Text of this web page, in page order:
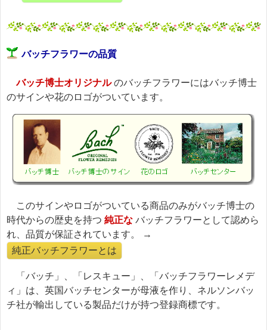
バッチフラワーの品質
バッチ博士オリジナルのバッチフラワーにはバッチ博士
のサインや花のロゴがついています。
このサインやロゴがついている商品のみがバッチ博士の
時代からの歴史を持つ 純正な バッチフラワーとして認めら
れ、品質が保証されています。 →
純正バッチフラワーとは
「バッチ」、「レスキュー」、「バッチフラワーレメデ
ィ」は、英国バッチセンターが母液を作り、ネルソンバッ
チ社が輸出している製品だけが持つ登録商標です。